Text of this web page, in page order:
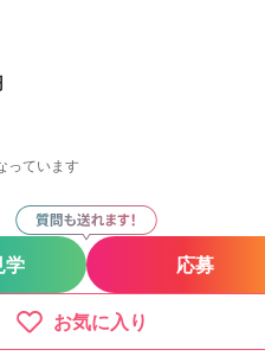
っています
学 応募
お気に入り